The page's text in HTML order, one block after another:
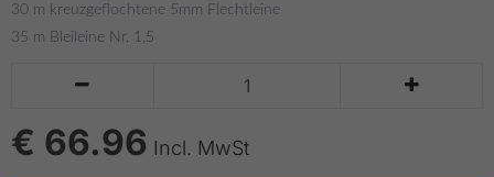
30 m kreuzgeflochtene 5mm Flechtleine
35 m Bleileine Nr. 1,5
 
€ 66.96 Incl. MwSt